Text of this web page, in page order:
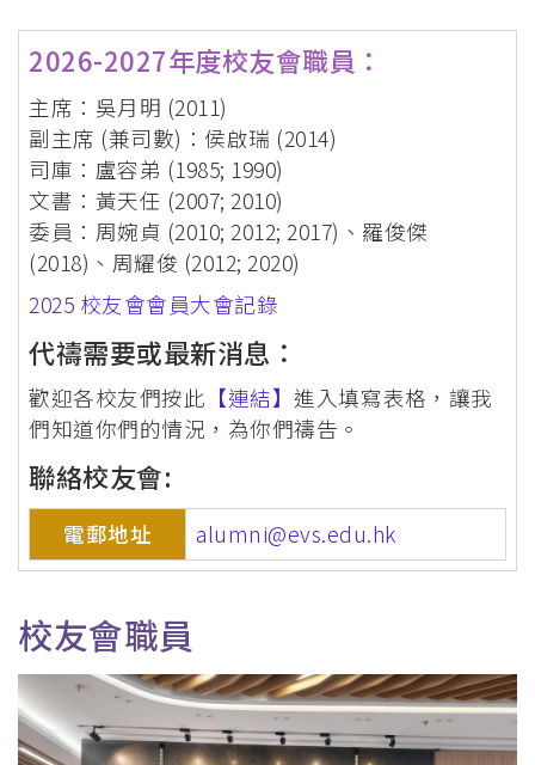
屑
2026-2027年度校友會職員：
主席：吳月明 (2011)
副主席 (兼司數)：侯啟瑞 (2014)
司庫：盧容弟 (1985; 1990)
文書：黃天任 (2007; 2010)
委員：周婉貞 (2010; 2012; 2017)、羅俊傑
(2018)、周耀俊 (2012; 2020)
2025 校友會會員大會記錄
代禱需要或最新消息：
歡迎各校友們按此 【連結】 進入填寫表格，讓我
們知道你們的情況，為你們禱告。
聯絡校友會:
電郵地址 alumni@evs.edu.hk
校友會職員